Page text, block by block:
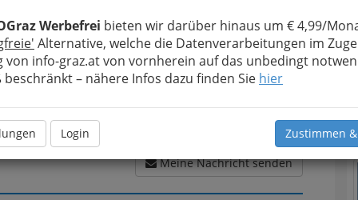
Werbefrei bieten wir darüber hinaus um € 4,99/
Alternative, welche die Datenverarbeitungen im
von info-graz.at von vornherein auf das unbedingt
beschränkt – nähere Infos dazu finden Sie hier
Login Zustimmen
Meine Nachricht senden